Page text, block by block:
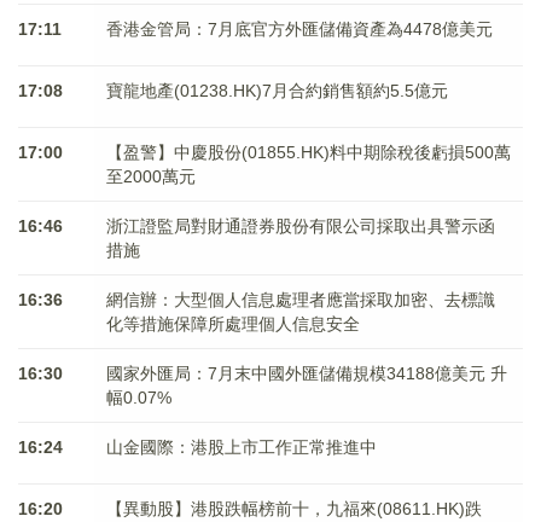
17:11 香港金管局：7月底官方外匯儲備資產為4478億美元
17:08 寶龍地產(01238.HK)7月合約銷售額約5.5億元
17:00
【盈警】中慶股份(01855.HK)料中期除稅後虧損500萬
至2000萬元
16:46
浙江證監局對財通證券股份有限公司採取出具警示函
措施
16:36
網信辦：大型個人信息處理者應當採取加密、去標識
化等措施保障所處理個人信息安全
16:30
國家外匯局：7月末中國外匯儲備規模34188億美元 升
幅0.07%
16:24 山金國際：港股上市工作正常推進中
16:20
【異動股】港股跌幅榜前十，九福來(08611.HK)跌